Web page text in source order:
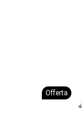
Offerta